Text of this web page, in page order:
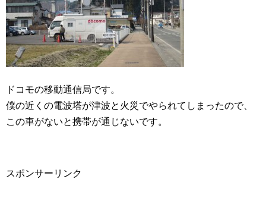
ドコモの移動通信局です。
僕の近くの電波塔が津波と火災でやられてしまったので、
この車がないと携帯が通じないです。
スポンサーリンク